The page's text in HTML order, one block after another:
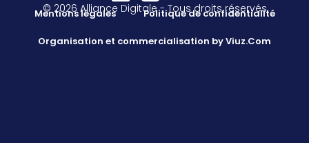
© 2026 Alliance Digitale - Tous droits réservés
Mentions légales Politique de confidentialité
Organisation et commercialisation by Viuz.Com